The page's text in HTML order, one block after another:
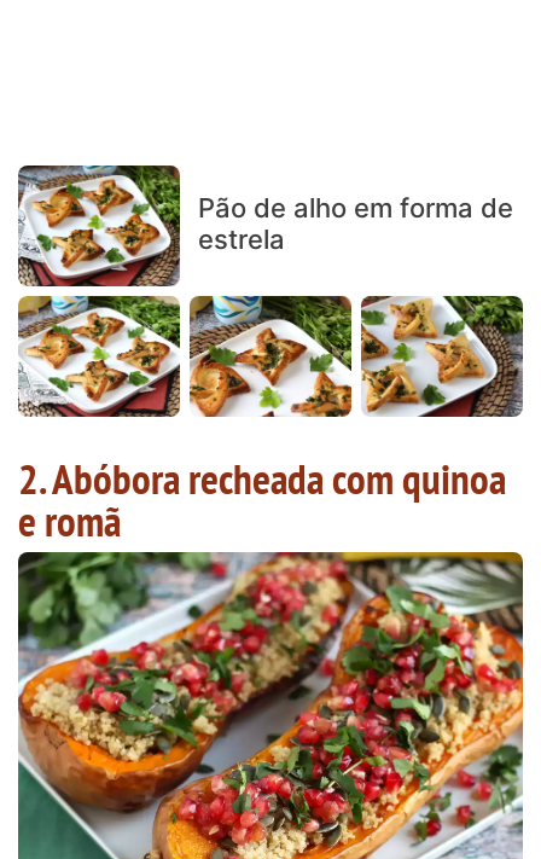
Pão de alho em forma de
estrela
2. Abóbora recheada com quinoa
e romã